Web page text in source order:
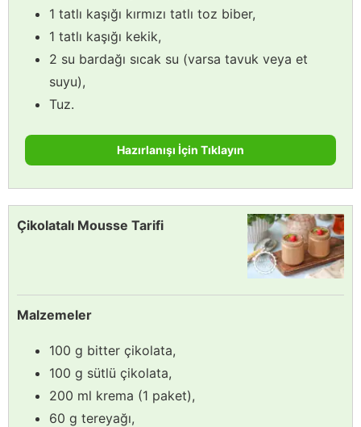
1 tatlı kaşığı kırmızı tatlı toz biber,
1 tatlı kaşığı kekik,
2 su bardağı sıcak su (varsa tavuk veya et
suyu),
Tuz.
Hazırlanışı İçin Tıklayın
Çikolatalı Mousse Tarifi
Malzemeler
100 g bitter çikolata,
100 g sütlü çikolata,
200 ml krema (1 paket),
60 g tereyağı,